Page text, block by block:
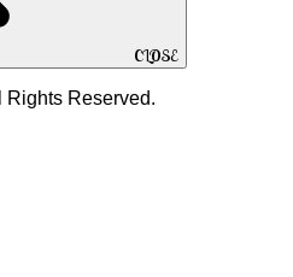
CLOSE
Rights Reserved.